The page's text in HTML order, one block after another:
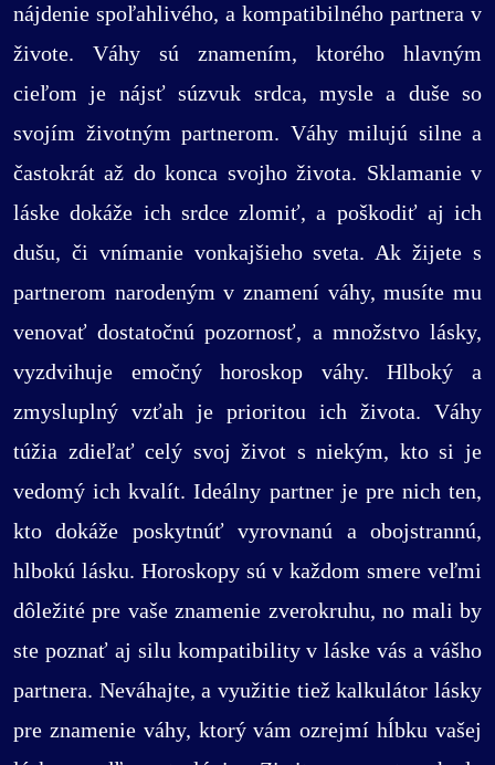
nájdenie spoľahlivého, a kompatibilného partnera v
živote. Váhy sú znamením, ktorého hlavným
cieľom je nájsť súzvuk srdca, mysle a duše so
svojím životným partnerom. Váhy milujú silne a
častokrát až do konca svojho života. Sklamanie v
láske dokáže ich srdce zlomiť, a poškodiť aj ich
dušu, či vnímanie vonkajšieho sveta. Ak žijete s
partnerom narodeným v znamení váhy, musíte mu
venovať dostatočnú pozornosť, a množstvo lásky,
vyzdvihuje emočný horoskop váhy. Hlboký a
zmysluplný vzťah je prioritou ich života. Váhy
túžia zdieľať celý svoj život s niekým, kto si je
vedomý ich kvalít. Ideálny partner je pre nich ten,
kto dokáže poskytnúť vyrovnanú a obojstrannú,
hlbokú lásku. Horoskopy sú v každom smere veľmi
dôležité pre vaše znamenie zverokruhu, no mali by
ste poznať aj silu kompatibility v láske vás a vášho
partnera. Neváhajte, a využitie tiež kalkulátor lásky
pre znamenie váhy, ktorý vám ozrejmí hĺbku vašej